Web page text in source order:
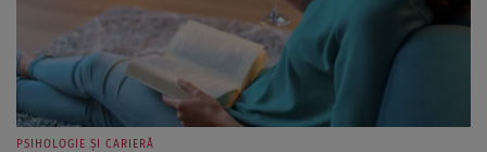
PSIHOLOGIE ȘI CARIERĂ